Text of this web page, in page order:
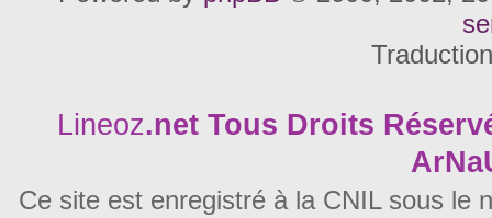
Lineoz.net Tous Droits
Ce site est enregistré à la CNIL sous le